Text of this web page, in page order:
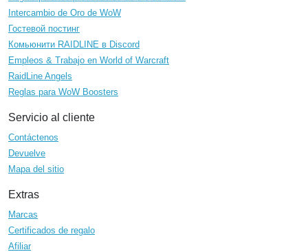
Intercambio de Oro de WoW
Гостевой постинг
Комьюнити RAIDLINE в Discord
Empleos & Trabajo en World of Warcraft
RaidLine Angels
Reglas para WoW Boosters
Servicio al cliente
Contáctenos
Devuelve
Mapa del sitio
Extras
Marcas
Certificados de regalo
Afiliar